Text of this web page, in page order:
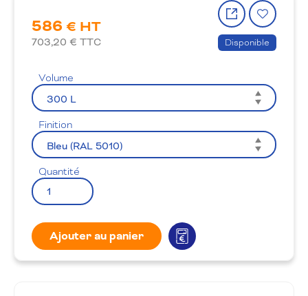
586 € HT
703,20 € TTC
Partager
le
produit
à
la
Disponible
Volume
Finition
Quantité
Ajouter au panier